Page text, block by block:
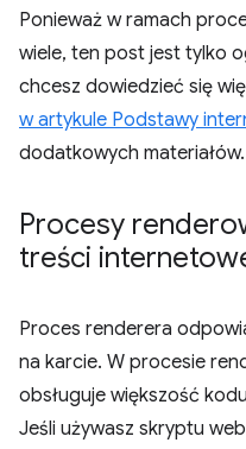
Ponieważ w ramach
wiele, ten post jest tylko
chcesz dowiedzieć się
w artykule Podstawy
dodatkowych materiałów.
Procesy
treści
Proces renderera
na karcie. W procesie
obsługuje większość
Jeśli używasz skryptu